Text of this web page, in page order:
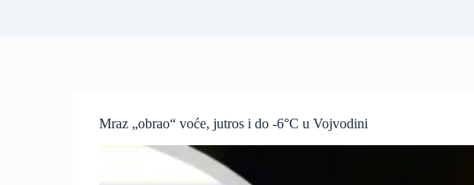
Mraz „obrao“ voće, jutros i do -6°C u Vojvodini